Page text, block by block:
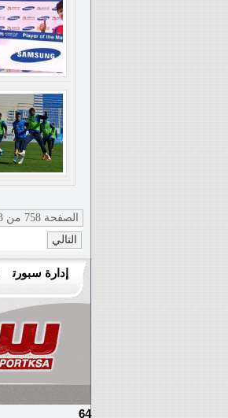
الصفحة 758 من 793
التالي
إدارة سبورت
64